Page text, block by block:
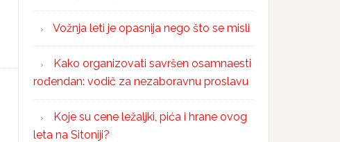
Vožnja leti je opasnija nego što se misli
Kako organizovati savršen osamnaesti
rođendan: vodič za nezaboravnu proslavu
Koje su cene ležaljki, pića i hrane ovog
leta na Sitoniji?